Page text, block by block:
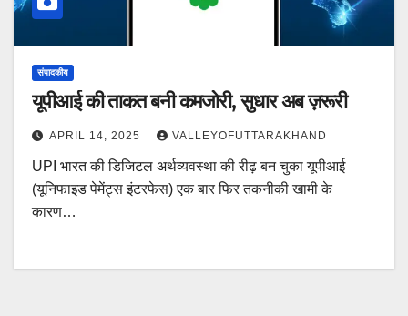
संपादकीय
यूपीआई की ताकत बनी कमजोरी, सुधार अब ज़रूरी
APRIL 14, 2025 VALLEYOFUTTARAKHAND
UPI भारत की डिजिटल अर्थव्यवस्था की रीढ़ बन चुका यूपीआई
(यूनिफाइड पेमेंट्स इंटरफेस) एक बार फिर तकनीकी खामी के
कारण…